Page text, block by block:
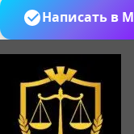
Написать в